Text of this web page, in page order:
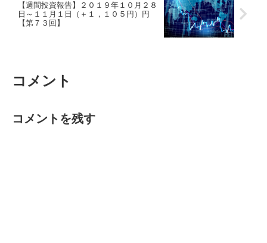
【週間投資報告】２０１９年１０月２８
日～１１月１日（＋１，１０５円）円
【第７３回】
コメント
コメントを残す